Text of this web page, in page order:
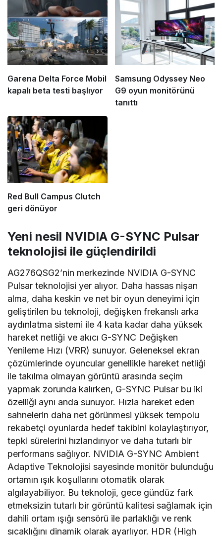
Garena Delta Force Mobil
kapalı beta testi başlıyor
Samsung Odyssey Neo
G9 oyun monitörünü
tanıttı
Red Bull Campus Clutch
geri dönüyor
Yeni nesil NVIDIA G-SYNC Pulsar
teknolojisi ile güçlendirildi
AG276QSG2’nin merkezinde NVIDIA G-SYNC
Pulsar teknolojisi yer alıyor. Daha hassas nişan
alma, daha keskin ve net bir oyun deneyimi için
geliştirilen bu teknoloji, değişken frekanslı arka
aydınlatma sistemi ile 4 kata kadar daha yüksek
hareket netliği ve akıcı G-SYNC Değişken
Yenileme Hızı (VRR) sunuyor. Geleneksel ekran
çözümlerinde oyuncular genellikle hareket netliği
ile takılma olmayan görüntü arasında seçim
yapmak zorunda kalırken, G-SYNC Pulsar bu iki
özelliği aynı anda sunuyor. Hızla hareket eden
sahnelerin daha net görünmesi yüksek tempolu
rekabetçi oyunlarda hedef takibini kolaylaştırıyor,
tepki sürelerini hızlandırıyor ve daha tutarlı bir
performans sağlıyor. NVIDIA G-SYNC Ambient
Adaptive Teknolojisi sayesinde monitör bulunduğu
ortamın ışık koşullarını otomatik olarak
algılayabiliyor. Bu teknoloji, gece gündüz fark
etmeksizin tutarlı bir görüntü kalitesi sağlamak için
dahili ortam ışığı sensörü ile parlaklığı ve renk
sıcaklığını dinamik olarak ayarlıyor. HDR (High